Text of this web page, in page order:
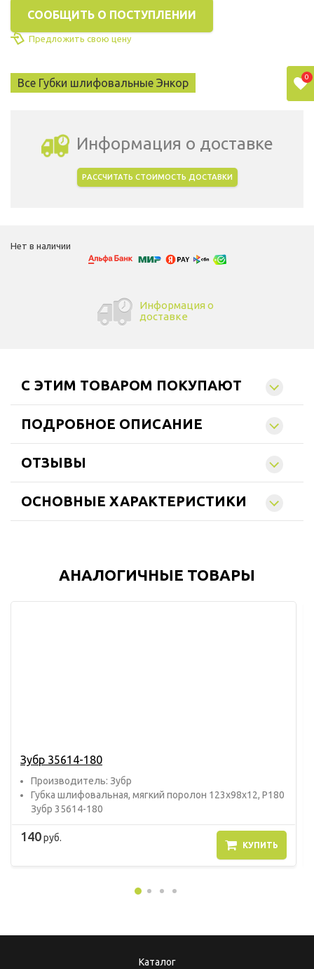
СООБЩИТЬ О ПОСТУПЛЕНИИ
Предложить свою цену
Все Губки шлифовальные Энкор
Информация о доставке
РАССЧИТАТЬ СТОИМОСТЬ ДОСТАВКИ
Нет в наличии
Информация о
доставке
C ЭТИМ ТОВАРОМ ПОКУПАЮТ
ПОДРОБНОЕ ОПИСАНИЕ
ОТЗЫВЫ
ОСНОВНЫЕ ХАРАКТЕРИСТИКИ
АНАЛОГИЧНЫЕ ТОВАРЫ
Зубр 35614-180
Прoизвoдитель: Зубр
Губка шлифовальная, мягкий поролон 123х98х12, Р180
Зубр 35614-180
140руб.
КУПИТЬ
Каталог
0